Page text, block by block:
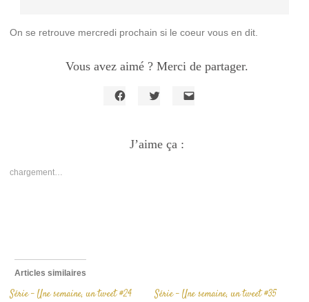
On se retrouve mercredi prochain si le coeur vous en dit.
Vous avez aimé ? Merci de partager.
Facebook(ouvre
dans
Twitter(ouvre
dans
J’aime ça :
chargement…
Articles similaires
Série – Une semaine, un tweet #24 Série – Une semaine, un tweet #35